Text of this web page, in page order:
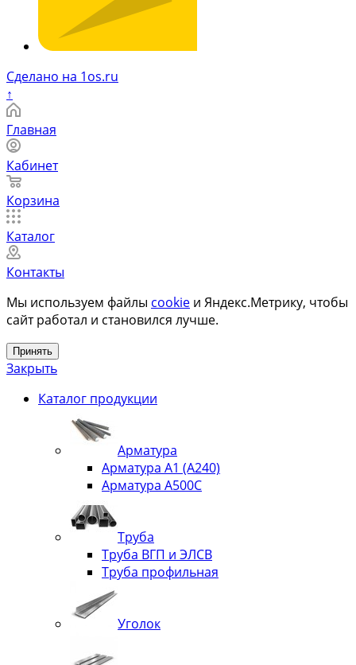
Сделано на 1os.ru
↑
Главная
Кабинет
Корзина
Каталог
Контакты
Мы используем файлы cookie и Яндекс.Метрику, чтобы
сайт работал и становился лучше.
Принять
Закрыть
Каталог продукции
Арматура
Арматура А1 (А240)
Арматура А500С
Труба
Труба ВГП и ЭЛСВ
Труба профильная
Уголок